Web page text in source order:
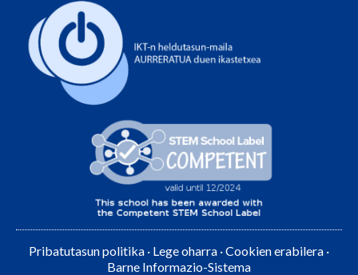
Pribatutasun politika · Lege oharra ·Cookien erabilera ·
Barne Informazio-Sistema